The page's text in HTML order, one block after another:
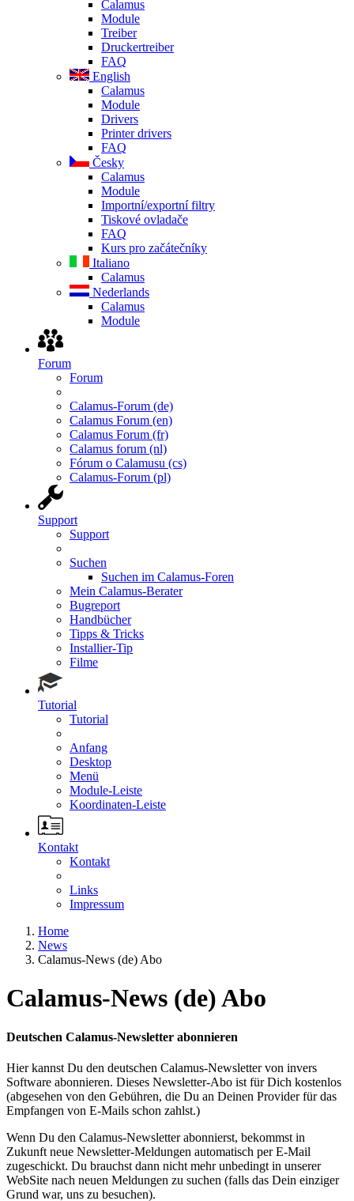
Calamus
Module
Treiber
Druckertreiber
FAQ
English
Calamus
Module
Drivers
Printer drivers
FAQ
Česky
Calamus
Module
Importní/exportní filtry
Tiskové ovladače
FAQ
Kurs pro začátečníky
Italiano
Calamus
Nederlands
Calamus
Module
Forum
Forum
Calamus-Forum (de)
Calamus Forum (en)
Calamus Forum (fr)
Calamus forum (nl)
Fórum o Calamusu (cs)
Calamus-Forum (pl)
Support
Support
Suchen
Suchen im Calamus-Foren
Mein Calamus-Berater
Bugreport
Handbücher
Tipps & Tricks
Installier-Tip
Filme
Tutorial
Tutorial
Anfang
Desktop
Menü
Module-Leiste
Koordinaten-Leiste
Kontakt
Kontakt
Links
Impressum
Home
News
Calamus-News (de) Abo
Calamus-News (de) Abo
Deutschen Calamus-Newsletter abonnieren
Hier kannst Du den deutschen Calamus-Newsletter von invers
Software abonnieren. Dieses Newsletter-Abo ist für Dich kostenlos
(abgesehen von den Gebühren, die Du an Deinen Provider für das
Empfangen von E-Mails schon zahlst.)
Wenn Du den Calamus-Newsletter abonnierst, bekommst in
Zukunft neue Newsletter-Meldungen automatisch per E-Mail
zugeschickt. Du brauchst dann nicht mehr unbedingt in unserer
WebSite nach neuen Meldungen zu suchen (falls das Dein einziger
Grund war, uns zu besuchen).